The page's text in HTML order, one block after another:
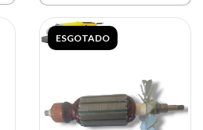
ESGOTADO